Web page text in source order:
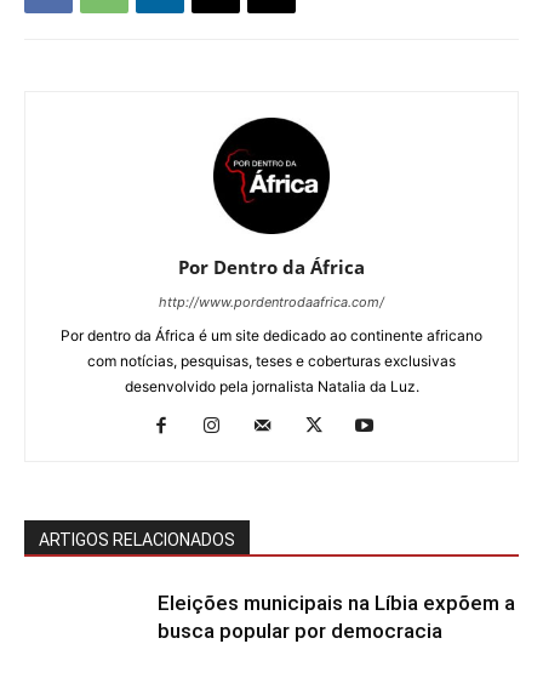
Por Dentro da África
http://www.pordentrodaafrica.com/
Por dentro da África é um site dedicado ao continente africano
com notícias, pesquisas, teses e coberturas exclusivas
desenvolvido pela jornalista Natalia da Luz.
ARTIGOS RELACIONADOS
Eleições municipais na Líbia expõem a
busca popular por democracia